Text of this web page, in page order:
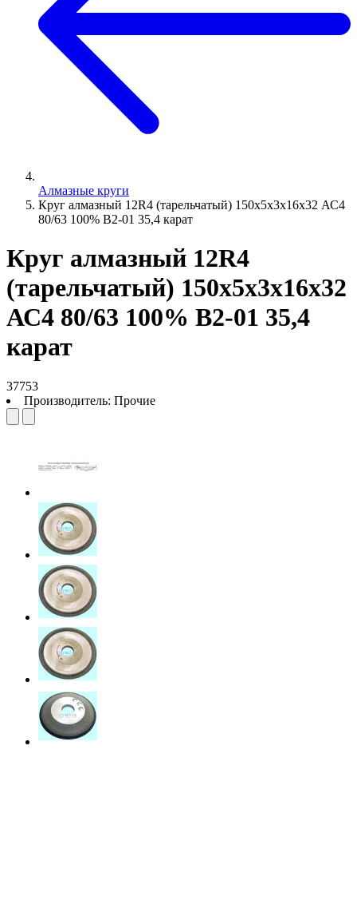
Алмазные круги
Круг алмазный 12R4 (тарельчатый) 150х5х3х16х32 АС4
80/63 100% В2-01 35,4 карат
Круг алмазный 12R4
(тарельчатый) 150х5х3х16х32
АС4 80/63 100% В2-01 35,4
карат
37753
Производитель: Прочие